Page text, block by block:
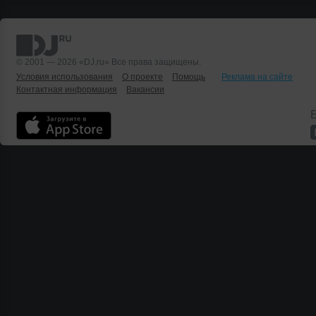
© 2001 — 2026 «DJ.ru» Все права защищены.
Условия использования
О проекте Помощь
Реклама на сайте
Контактная информация
Вакансии